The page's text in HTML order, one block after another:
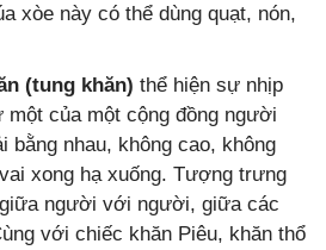
xòe này có thể dùng quạt, nón,
(tung khăn) thể hiện sự nhịp
một của một cộng đồng người
bằng nhau, không cao, không
xong hạ xuống. Tượng trưng
người với người, giữa các
với chiếc khăn Piêu, khăn thổ